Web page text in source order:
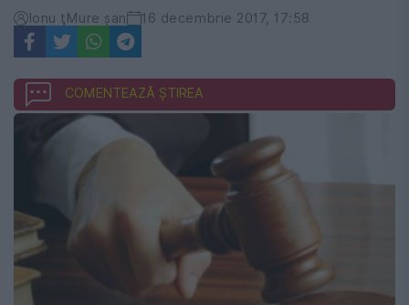
Ionu ţMure şan 16 decembrie 2017, 17:58
COMENTEAZĂ ȘTIREA